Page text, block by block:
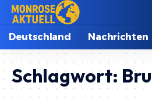
Deutschland Nachrichten
Schlagwort: